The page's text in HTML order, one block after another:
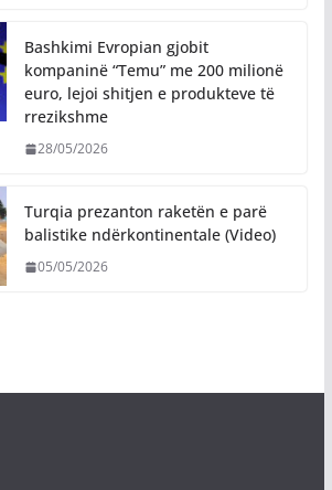
Bashkimi Evropian gjobit
kompaninë “Temu” me 200 milionë
euro, lejoi shitjen e produkteve të
rrezikshme
28/05/2026
Turqia prezanton raketën e parë
balistike ndërkontinentale (Video)
05/05/2026